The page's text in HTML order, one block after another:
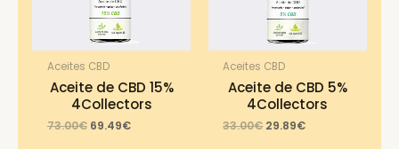
Aceites CBD
Aceite de CBD 15%
4Collectors
73.00€ Original
69.49€Current
Aceites CBD
Aceite de CBD 5%
4Collectors
33.00€ Original
29.89€Current